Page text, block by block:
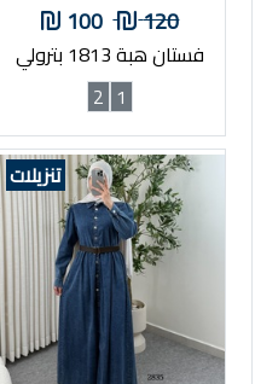
120
100
فستان هبة 1813 بترولي
1
2
تنزيلات